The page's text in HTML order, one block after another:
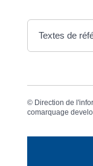
Textes de
© Direction de
comarquage